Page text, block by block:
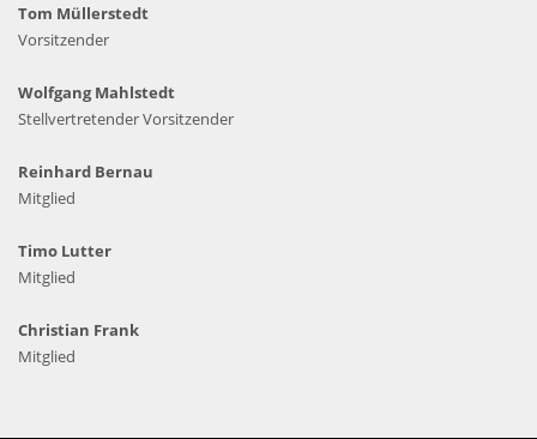
Tom Müllerstedt
Vorsitzender
Wolfgang Mahlstedt
Stellvertretender Vorsitzender
Reinhard Bernau
Mitglied
Timo Lutter
Mitglied
Christian Frank
Mitglied